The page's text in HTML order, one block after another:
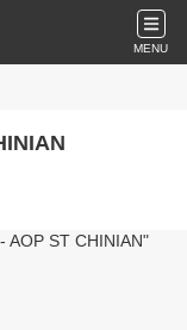
MENU